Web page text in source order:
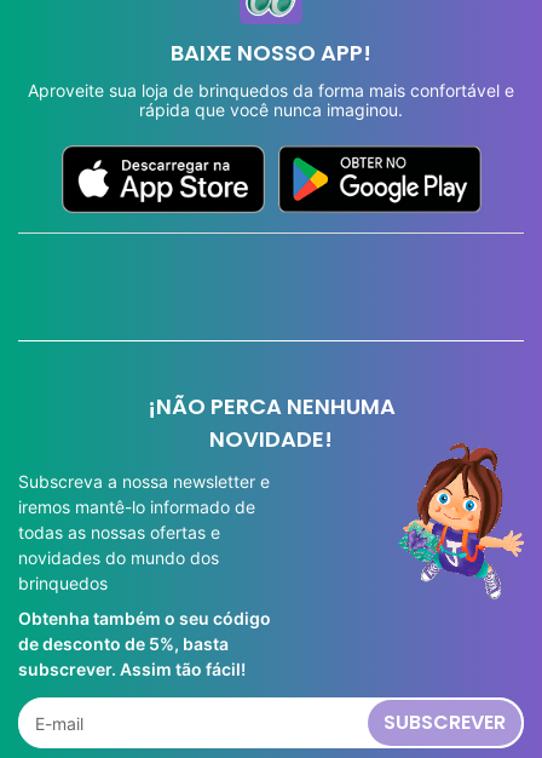
BAIXE NOSSO APP!
Aproveite sua loja de brinquedos da forma mais confortável e
rápida que você nunca imaginou.
¡NÃO PERCA NENHUMA
NOVIDADE!
Subscreva a nossa newsletter e
iremos mantê-lo informado de
todas as nossas ofertas e
novidades do mundo dos
brinquedos
Obtenha também o seu código
de desconto de 5%, basta
subscrever. Assim tão fácil!
SUBSCREVER